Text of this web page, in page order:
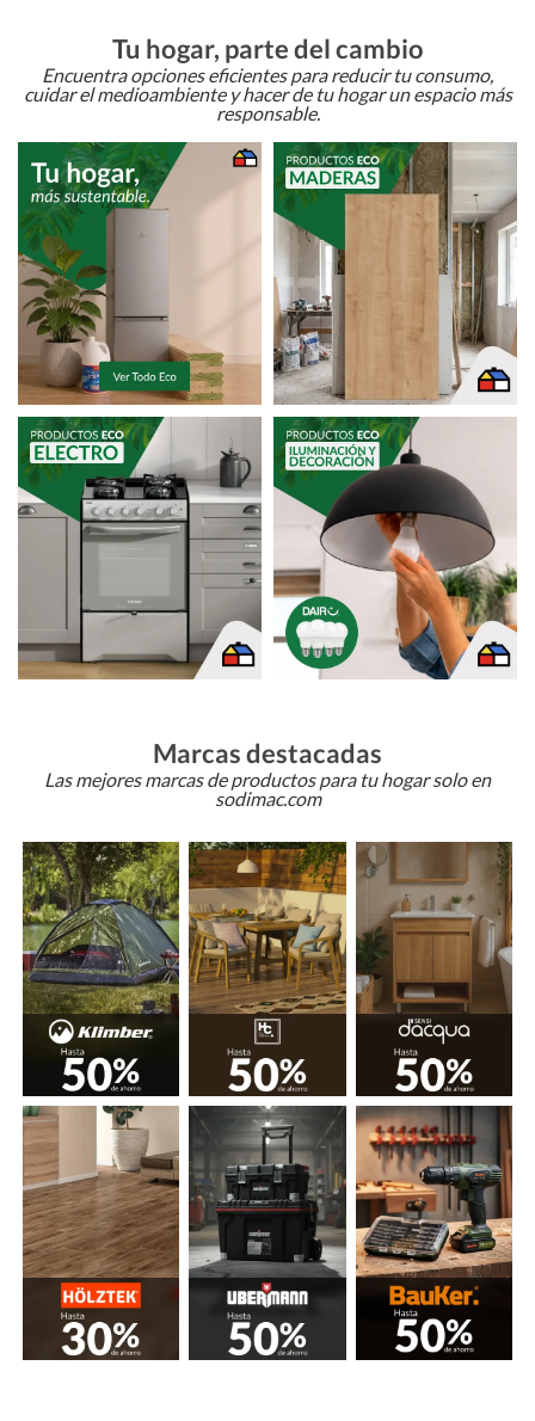
Tu hogar, parte del cambio
Encuentra opciones eficientes para reducir tu consumo,
cuidar el medioambiente y hacer de tu hogar un espacio más
responsable.
Marcas destacadas
Las mejores marcas de productos para tu hogar solo en
sodimac.com